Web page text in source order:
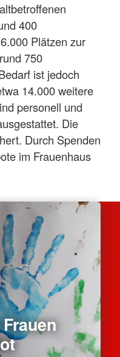
400
Plätzen zur
750
ist jedoch
14.000 weitere
personell und
Die
Durch Spenden
im Frauenhaus